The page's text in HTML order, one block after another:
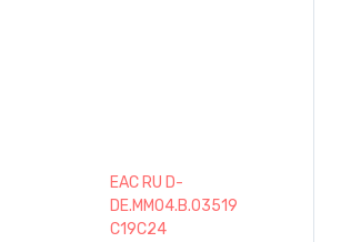
EAC RU D-
DE.MM04.B.03519
C19C24